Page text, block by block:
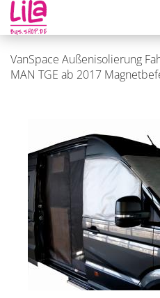
VanSpace Außenisolierung
MAN TGE ab 2017